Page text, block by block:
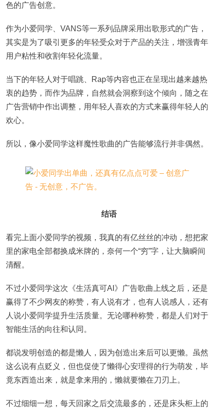
色的广告创意。
作为小爱同学、VANS等一系列品牌采用出歌形式的广告，
其实是为了吸引更多的年轻受众对于产品的关注，增强青年
用户粘性和收割年轻化流量。
当下的年轻人对于唱跳、Rap等内容也正在呈现出越来越热
衷的趋势，而作为品牌，自然就会洞察到这个倾向，随之在
广告营销中作出调整，用年轻人喜欢的方式来赢得年轻人的
欢心。
所以，像小爱同学这样魔性歌曲的广告能够流行并非偶然。
结语
看完上面小爱同学的视频，我真的有亿丝丝的冲动，想把家
里的家电全部都换成米牌的，奈何一个“穷”字，让大脑瞬间
清醒。
不过小爱同学这次《生活真可AI》广告歌曲上线之后，还是
赢得了不少网友的称赞，有人说有才，也有人说感人，还有
人说小爱同学提升生活质量。无论哪种称赞，都是人们对于
智能生活的向往和认同。
都说发明创造的都是懒人，因为创造出来后可以更懒。虽然
这么说有点贬义，但也促使了懒得心安理得的行为萌发，毕
竟东西造出来，就是拿来用的，懒就要懒在刀刃上。
不过细细一想，每天回家之后交流最多的，还是床头柜上的